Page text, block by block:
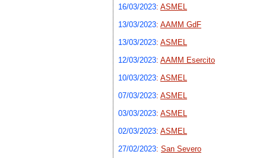
16/03/2023: ASMEL
13/03/2023: AAMM GdF
13/03/2023: ASMEL
12/03/2023: AAMM Esercito
10/03/2023: ASMEL
07/03/2023: ASMEL
03/03/2023: ASMEL
02/03/2023: ASMEL
27/02/2023: San Severo